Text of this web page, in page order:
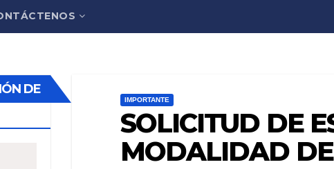
DE
IMPORTANTE
SOLICITUD DE
MODALIDAD